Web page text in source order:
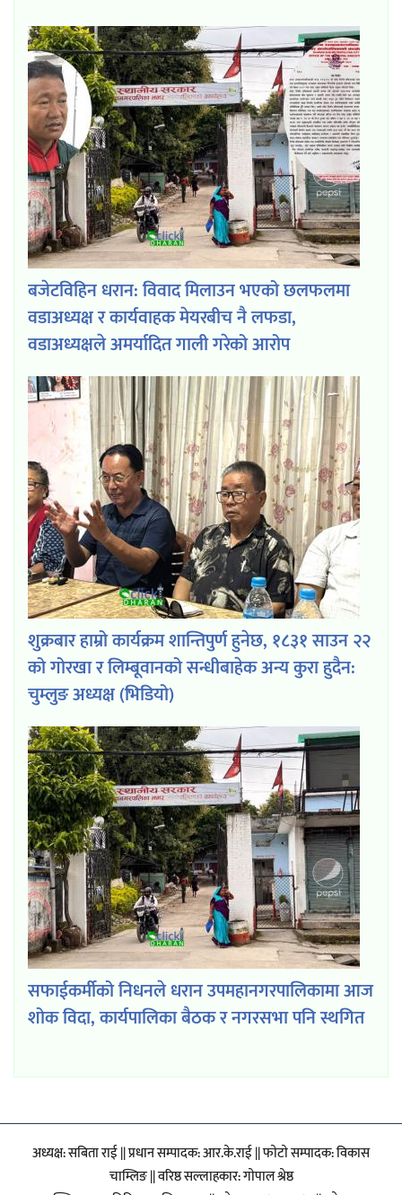
बजेटविहिन धरान: विवाद मिलाउन भएको छलफलमा
वडाअध्यक्ष र कार्यवाहक मेयरबीच नै लफडा,
वडाअध्यक्षले अमर्यादित गाली गरेको आरोप
शुक्रबार हाम्रो कार्यक्रम शान्तिपुर्ण हुनेछ, १८३१ साउन २२
को गोरखा र लिम्बूवानको सन्धीबाहेक अन्य कुरा हुदैन:
चुम्लुङ अध्यक्ष (भिडियो)
सफाईकर्मीको निधनले धरान उपमहानगरपालिकामा आज
शोक विदा, कार्यपालिका बैठक र नगरसभा पनि स्थगित
अध्यक्ष: सबिता राई || प्रधान सम्पादक: आर.के.राई || फाेटाे सम्पादक: विकास
चाम्लिङ || वरिष्ठ सल्लाहकार: गाेपाल श्रेष्ठ